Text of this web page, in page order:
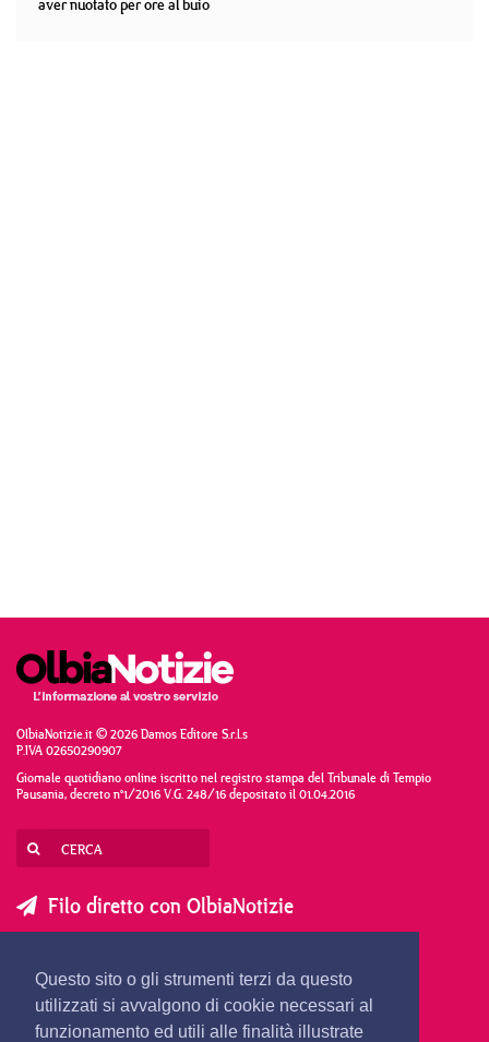
Questo sito o gli strumenti terzi da questo
utilizzati si avvalgono di cookie necessari al
funzionamento ed utili alle finalità illustrate
aver nuotato per ore al buio
OlbiaNotizie.it © 2026 Damos Editore S.r.l.s
P.IVA 02650290907
Giornale quotidiano online iscritto nel registro stampa del Tribunale di Tempio
Pausania, decreto n°1/2016 V.G. 248/16 depositato il 01.04.2016
Filo diretto con OlbiaNotizie
SEGNALA UNA NOTIZIA
SEGNALA UN EVENTO